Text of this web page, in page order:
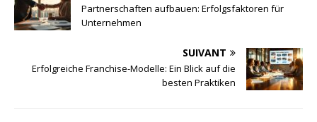
Partnerschaften aufbauen: Erfolgsfaktoren für
Unternehmen
SUIVANT
Erfolgreiche Franchise-Modelle: Ein Blick auf die
besten Praktiken